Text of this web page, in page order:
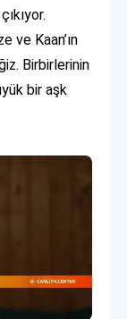
ve Kaan’ın
Birbirlerinin
bir aşk